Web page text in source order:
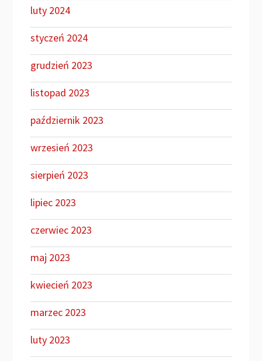
luty 2024
styczeń 2024
grudzień 2023
listopad 2023
październik 2023
wrzesień 2023
sierpień 2023
lipiec 2023
czerwiec 2023
maj 2023
kwiecień 2023
marzec 2023
luty 2023